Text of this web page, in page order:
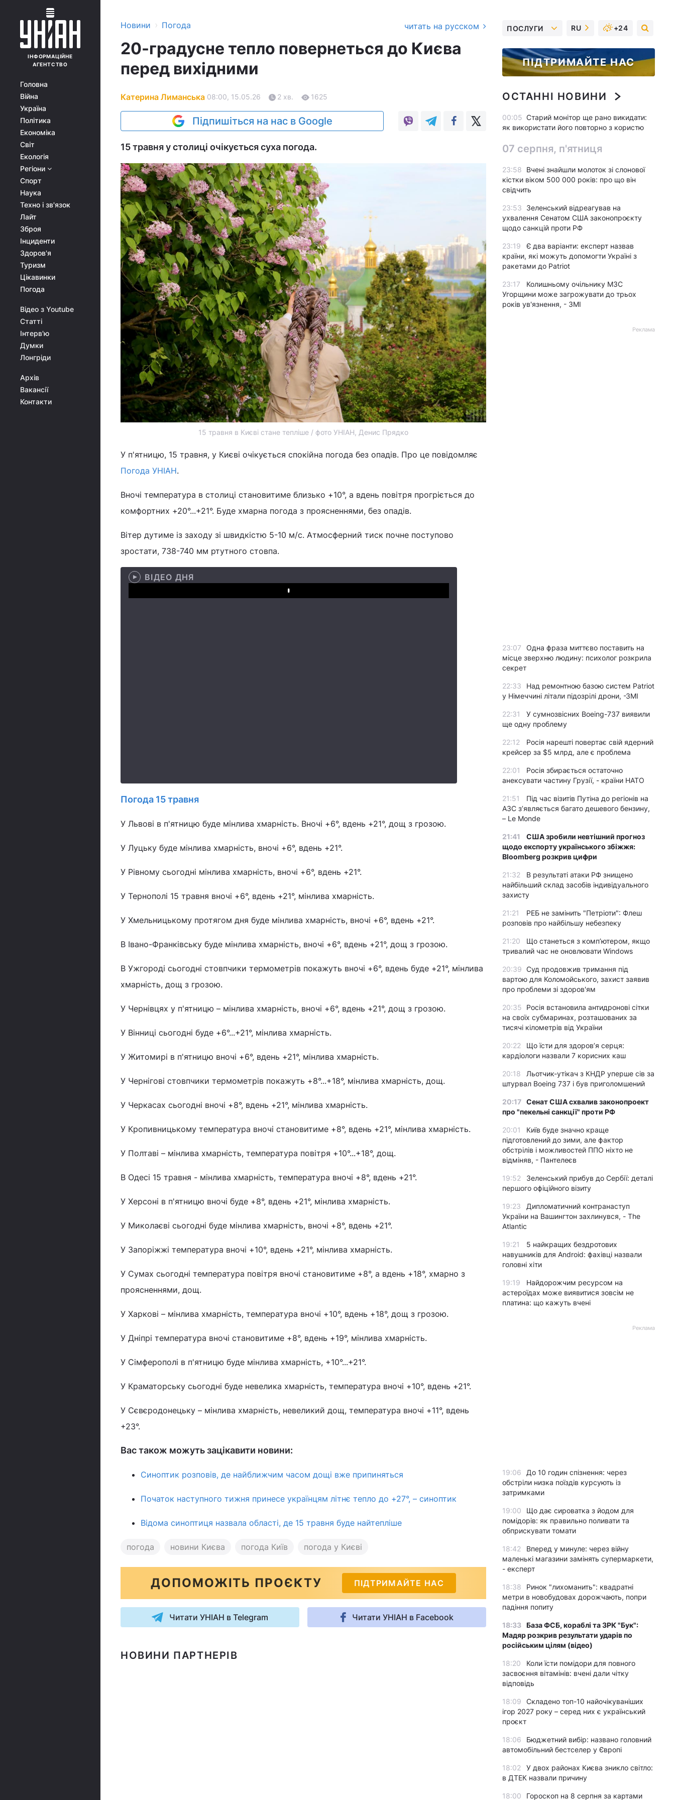
ІНФОРМАЦІЙНЕ
АГЕНТСТВО
Головна
Війна
Україна
Політика
Економіка
Світ
Екологія
Регіони
Спорт
Наука
Техно і зв'язок
Лайт
Зброя
Інциденти
Здоров'я
Туризм
Цікавинки
Погода
Відео з Youtube
Статті
Інтерв'ю
Думки
Лонгріди
Архів
Вакансії
Контакти
Новини › Погода читать на русском
20-градусне тепло повернеться до Києва
перед вихідними
Катерина Лиманська 08:00, 15.05.26 2 хв. 1625
Підпишіться на нас в Google
15 травня у столиці очікується суха погода.
15 травня в Києві стане тепліше / фото УНІАН, Денис Прядко
У п'ятницю, 15 травня, у Києві очікується спокійна погода без опадів. Про це повідомляє
Погода УНІАН.
Вночі температура в столиці становитиме близько +10°, а вдень повітря прогріється до
комфортних +20°...+21°. Буде хмарна погода з проясненнями, без опадів.
Вітер дутиме із заходу зі швидкістю 5-10 м/с. Атмосферний тиск почне поступово
зростати, 738-740 мм ртутного стовпа.
ВІДЕО ДНЯ
Play
Погода 15 травня
У Львові в п'ятницю буде мінлива хмарність. Вночі +6°, вдень +21°, дощ з грозою.
У Луцьку буде мінлива хмарність, вночі +6°, вдень +21°.
У Рівному сьогодні мінлива хмарність, вночі +6°, вдень +21°.
У Тернополі 15 травня вночі +6°, вдень +21°, мінлива хмарність.
У Хмельницькому протягом дня буде мінлива хмарність, вночі +6°, вдень +21°.
В Івано-Франківську буде мінлива хмарність, вночі +6°, вдень +21°, дощ з грозою.
В Ужгороді сьогодні стовпчики термометрів покажуть вночі +6°, вдень буде +21°, мінлива
хмарність, дощ з грозою.
У Чернівцях у п'ятницю – мінлива хмарність, вночі +6°, вдень +21°, дощ з грозою.
У Вінниці сьогодні буде +6°...+21°, мінлива хмарність.
У Житомирі в п'ятницю вночі +6°, вдень +21°, мінлива хмарність.
У Чернігові стовпчики термометрів покажуть +8°...+18°, мінлива хмарність, дощ.
У Черкасах сьогодні вночі +8°, вдень +21°, мінлива хмарність.
У Кропивницькому температура вночі становитиме +8°, вдень +21°, мінлива хмарність.
У Полтаві – мінлива хмарність, температура повітря +10°...+18°, дощ.
В Одесі 15 травня - мінлива хмарність, температура вночі +8°, вдень +21°.
У Херсоні в п'ятницю вночі буде +8°, вдень +21°, мінлива хмарність.
У Миколаєві сьогодні буде мінлива хмарність, вночі +8°, вдень +21°.
У Запоріжжі температура вночі +10°, вдень +21°, мінлива хмарність.
У Сумах сьогодні температура повітря вночі становитиме +8°, а вдень +18°, хмарно з
проясненнями, дощ.
У Харкові – мінлива хмарність, температура вночі +10°, вдень +18°, дощ з грозою.
У Дніпрі температура вночі становитиме +8°, вдень +19°, мінлива хмарність.
У Сімферополі в п'ятницю буде мінлива хмарність, +10°...+21°.
У Краматорську сьогодні буде невелика хмарність, температура вночі +10°, вдень +21°.
У Сєвєродонецьку – мінлива хмарність, невеликий дощ, температура вночі +11°, вдень
+23°.
Вас також можуть зацікавити новини:
Синоптик розповів, де найближчим часом дощі вже припиняться
Початок наступного тижня принесе українцям літнє тепло до +27°, – синоптик
Відома синоптиця назвала області, де 15 травня буде найтепліше
погода новини Києва погода Київ погода у Києві
ДОПОМОЖІТЬ ПРОЄКТУ ПІДТРИМАЙТЕ НАС
Читати УНІАН в Telegram Читати УНІАН в Facebook
НОВИНИ ПАРТНЕРІВ
ПОСЛУГИ RU +24
ПІДТРИМАЙТЕ НАС
ОСТАННІ НОВИНИ
00:05 Старий монітор ще рано викидати:
як використати його повторно з користю
07 серпня, п'ятниця
23:58
Вчені знайшли молоток зі слонової
кістки віком 500 000 років: про що він
свідчить
23:53
Зеленський відреагував на
ухвалення Сенатом США законопроєкту
щодо санкцій проти РФ
23:19
Є два варіанти: експерт назвав
країни, які можуть допомогти Україні з
ракетами до Patriot
23:17
Колишньому очільнику МЗС
Угорщини може загрожувати до трьох
років ув'язнення, - ЗМІ
Реклама
23:07
Одна фраза миттєво поставить на
місце зверхню людину: психолог розкрила
секрет
22:33
Над ремонтною базою систем Patriot
у Німеччині літали підозрілі дрони, -ЗМІ
22:31
У сумнозвісних Boeing-737 виявили
ще одну проблему
22:12
Росія нарешті повертає свій ядерний
крейсер за $5 млрд, але є проблема
22:01
Росія збирається остаточно
анексувати частину Грузії, - країни НАТО
21:51
Під час візитів Путіна до регіонів на
АЗС з’являється багато дешевого бензину,
– Le Monde
21:41
США зробили невтішний прогноз
щодо експорту українського збіжжя:
Bloomberg розкрив цифри
21:32
В результаті атаки РФ знищено
найбільший склад засобів індивідуального
захисту
21:21
РЕБ не замінить "Петріоти": Флеш
розповів про найбільшу небезпеку
21:20
Що станеться з комп’ютером, якщо
тривалий час не оновлювати Windows
20:39 Суд продовжив тримання під
вартою для Коломойського, захист заявив
про проблеми зі здоров'ям
20:35
Росія встановила антидронові сітки
на своїх субмаринах, розташованих за
тисячі кілометрів від України
20:22
Що їсти для здоров’я серця:
кардіологи назвали 7 корисних каш
20:18
Льотчик-утікач з КНДР уперше сів за
штурвал Boeing 737 і був приголомшений
20:17 Сенат США схвалив законопроект
про "пекельні санкції" проти РФ
20:01
Київ буде значно краще
підготовлений до зими, але фактор
обстрілів і можливостей ППО ніхто не
відміняв, - Пантелеєв
19:52
Зеленський прибув до Сербії: деталі
першого офіційного візиту
19:23
Дипломатичний контранаступ
України на Вашингтон захлинувся, - The
Atlantic
19:21
5 найкращих бездротових
навушників для Android: фахівці назвали
головні хіти
19:19
Найдорожчим ресурсом на
астероїдах може виявитися зовсім не
платина: що кажуть вчені
Реклама
19:06
До 10 годин спізнення: через
обстріли низка поїздів курсують із
затримками
19:00
Що дає сироватка з йодом для
помідорів: як правильно поливати та
обприскувати томати
18:42
Вперед у минуле: через війну
маленькі магазини замінять супермаркети,
- експерт
18:38
Ринок "лихоманить": квадратні
метри в новобудовах дорожчають, попри
падіння попиту
18:33 База ФСБ, кораблі та ЗРК "Бук":
Мадяр розкрив результати ударів по
російським цілям (відео)
18:20
Коли їсти помідори для повного
засвоєння вітамінів: вчені дали чітку
відповідь
18:09
Складено топ-10 найочікуваніших
ігор 2027 року – серед них є український
проєкт
18:06
Бюджетний вибір: названо головний
автомобільний бестселер у Європі
18:02
У двох районах Києва зникло світло:
в ДТЕК назвали причину
18:00 Гороскоп на 8 серпня за картами